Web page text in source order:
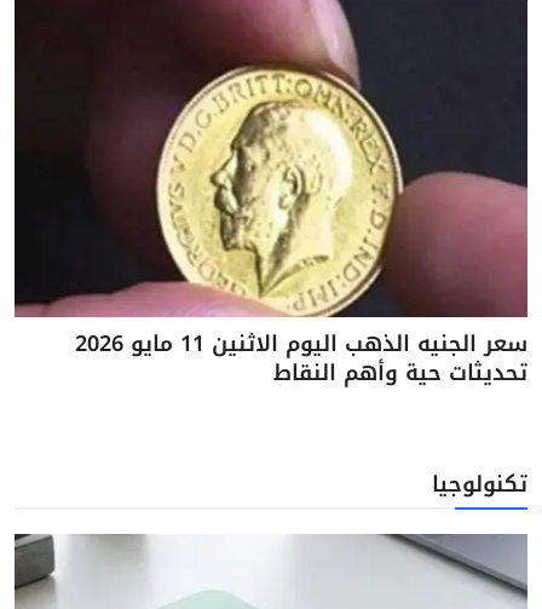
سعر الجنيه الذهب اليوم الاثنين 11 مايو 2026
تحديثات حية وأهم النقاط
تكنولوجيا